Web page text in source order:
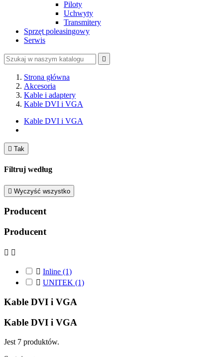
Piloty
Uchwyty
Transmitery
Sprzęt poleasingowy
Serwis

Strona główna
Akcesoria
Kable i adaptery
Kable DVI i VGA
Kable DVI i VGA
 Tak
Filtruj według
 Wyczyść wszystko
Producent
Producent
 
 Inline (1)
 UNITEK (1)
Kable DVI i VGA
Kable DVI i VGA
Jest 7 produktów.